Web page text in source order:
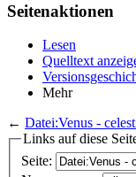
Seitenaktionen
Lesen
Quelltext
Mehr
← Datei:Venus -
Links auf diese
Seite: